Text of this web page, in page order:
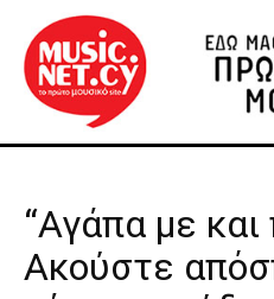
“Αγάπα με και
Ακούστε